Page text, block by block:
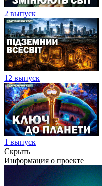
2 выпуск
12 выпуск
1 выпуск
Скрыть
Информация о проекте